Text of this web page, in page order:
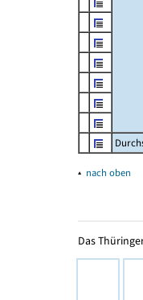
▴ nach oben
Das